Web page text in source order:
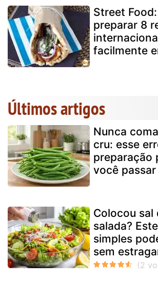
Street
preparar 8
facilmente
Últimos artigos
Nunca
cru: esse
preparação
você passar
Colocou sal
salada?
simples
sem